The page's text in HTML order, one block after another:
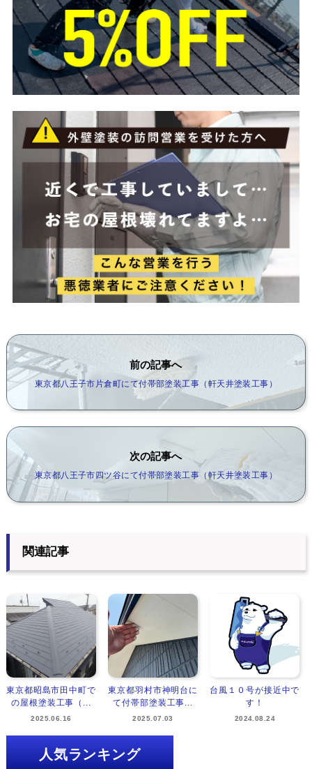
前の記事へ
東京都八王子市片倉町にて付帯部塗装工事（軒天井塗装工事）
次の記事へ
東京都八王子市四ツ谷にて付帯部塗装工事（軒天井塗装工事）
関連記事
東京都昭島市田中町で
の屋根塗装工事（...
2025.06.16
東京都羽村市神明台に
て付帯部塗装工事...
2025.07.03
台風１０号が接近中で
す！
2024.08.24
人気ランキング